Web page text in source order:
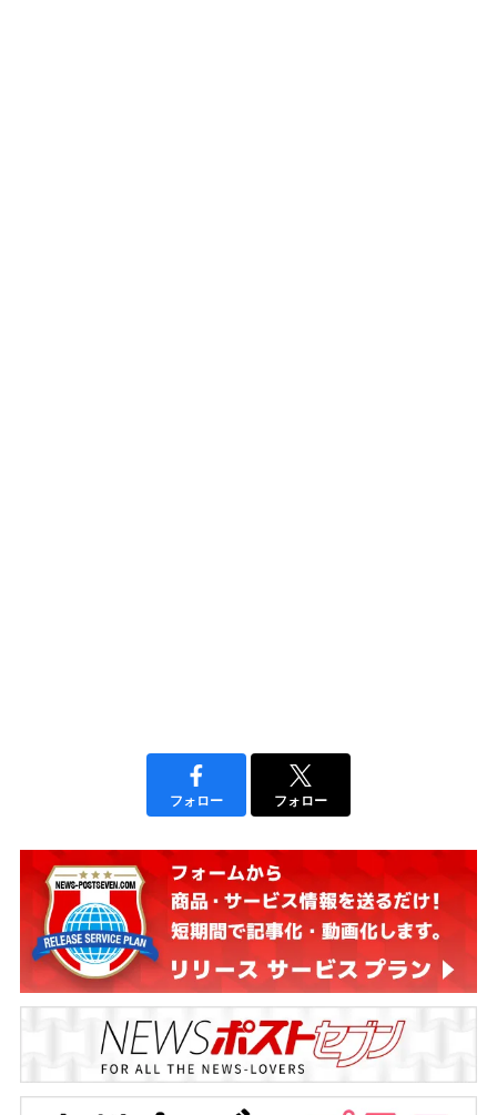
フォロー フォロー